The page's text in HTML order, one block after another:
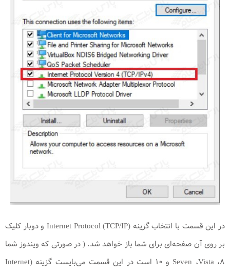
در این قسمت با انتخاب گزینه (Internet Protocol (TCP/IP و دوبار کلیک
بر روی آن صفحه‌ای برای شما باز خواهد شد. ( در صورتی که ویندوز شما
Seven ،Vista ،۸ و ۱۰ است در این قسمت می‌بایست گزینه (Internet